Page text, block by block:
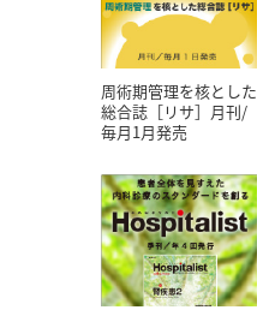
周術期管理を核とした
総合誌［リサ］月刊/
毎月1月発売